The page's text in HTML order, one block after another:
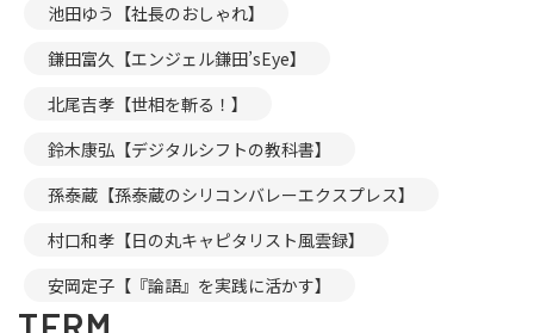
池田ゆう【社長のおしゃれ】
鎌田富久【エンジェル鎌田’sEye】
北尾吉孝【世相を斬る！】
鈴木康弘【デジタルシフトの教科書】
孫泰蔵【孫泰蔵のシリコンバレーエクスプレス】
村口和孝【日の丸キャピタリスト風雲録】
安岡定子【『論語』を実践に活かす】